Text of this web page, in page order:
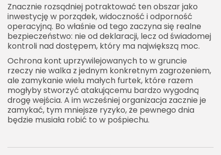
Znacznie rozsądniej potraktować ten obszar jako
inwestycję w porządek, widoczność i odporność
operacyjną. Bo właśnie od tego zaczyna się realne
bezpieczeństwo: nie od deklaracji, lecz od świadomej
kontroli nad dostępem, który ma największą moc.
Ochrona kont uprzywilejowanych to w gruncie
rzeczy nie walka z jednym konkretnym zagrożeniem,
ale zamykanie wielu małych furtek, które razem
mogłyby stworzyć atakującemu bardzo wygodną
drogę wejścia. A im wcześniej organizacja zacznie je
zamykać, tym mniejsze ryzyko, że pewnego dnia
będzie musiała robić to w pośpiechu.